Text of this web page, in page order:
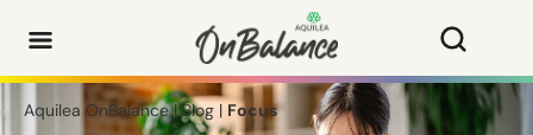
Aquilea OnBalance|Blog | Focus